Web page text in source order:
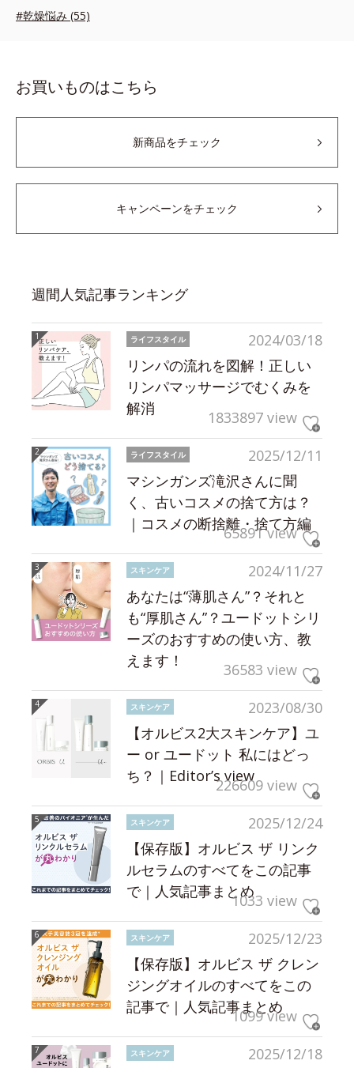
#乾燥悩み (55)
お買いものはこちら
新商品をチェック
キャンペーンをチェック
週間人気記事ランキング
2024/03/18
ライフスタイル
リンパの流れを図解！正しい
リンパマッサージでむくみを
解消
1833897 view
2025/12/11
ライフスタイル
マシンガンズ滝沢さんに聞
く、古いコスメの捨て方は？
｜コスメの断捨離・捨て方編
65891 view
2024/11/27
スキンケア
あなたは“薄肌さん”？それと
も“厚肌さん”？ユードットシリ
ーズのおすすめの使い方、教
えます！
36583 view
2023/08/30
スキンケア
【オルビス2大スキンケア】ユ
ー or ユードット 私にはどっ
ち？｜Editor’s view226609 view
2025/12/24
スキンケア
【保存版】オルビス ザ リンク
ルセラムのすべてをこの記事
で｜人気記事まとめ1033 view
2025/12/23
スキンケア
【保存版】オルビス ザ クレン
ジングオイルのすべてをこの
記事で｜人気記事まとめ
1099 view
2025/12/18
スキンケア